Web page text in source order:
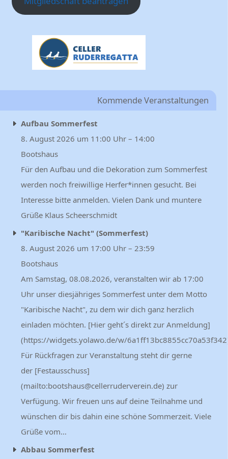
Kommende Veranstaltungen
Aufbau Sommerfest
8. August 2026 um 11:00 Uhr – 14:00
Bootshaus
Für den Aufbau und die Dekoration zum Sommerfest
werden noch freiwillige Herfer*innen gesucht. Bei
Interesse bitte anmelden. Vielen Dank und muntere
Grüße Klaus Scheerschmidt
"Karibische Nacht" (Sommerfest)
8. August 2026 um 17:00 Uhr – 23:59
Bootshaus
Am Samstag, 08.08.2026, veranstalten wir ab 17:00
Uhr unser diesjähriges Sommerfest unter dem Motto
"Karibische Nacht", zu dem wir dich ganz herzlich
einladen möchten. [Hier geht´s direkt zur Anmeldung]
(https://widgets.yolawo.de/w/
Für Rückfragen zur Veranstaltung steht dir gerne
der [Festausschuss]
(mailto:bootshaus@cellerruderverein.de) zur
Verfügung. Wir freuen uns auf deine Teilnahme und
wünschen dir bis dahin eine schöne Sommerzeit. Viele
Grüße vom…
Abbau Sommerfest